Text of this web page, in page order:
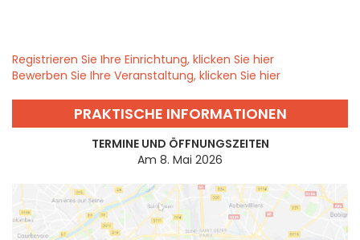
Registrieren Sie Ihre Einrichtung, klicken Sie hier
Bewerben Sie Ihre Veranstaltung, klicken Sie hier
PRAKTISCHE INFORMATIONEN
TERMINE UND ÖFFNUNGSZEITEN
Am 8. Mai 2026